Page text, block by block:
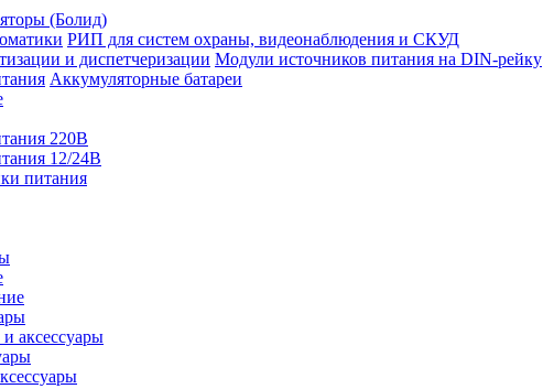
(Болид)
РИП для систем охраны, видеонаблюдения и СКУД
и диспетчеризации Модули источников питания на DIN-рейку
Аккумуляторные батареи
220В
12/24В
питания
аксессуары